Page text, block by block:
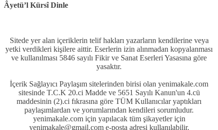
Âyetü’l Kürsî Dinle
Sitede yer alan içeriklerin telif hakları yazarların kendilerine veya
yetki verdikleri kişilere aittir. Eserlerin izin alınmadan kopyalanması
ve kullanılması 5846 sayılı Fikir ve Sanat Eserleri Yasasına göre
yasaktır.
İçerik Sağlayıcı Paylaşım sitelerinden birisi olan yenimakale.com
sitesinde T.C.K 20.ci Madde ve 5651 Sayılı Kanun'un 4.cü
maddesinin (2).ci fıkrasına göre TÜM Kullanıcılar yaptıkları
paylaşımlardan ve yorumlarından kendileri sorumludur.
yenimakale.com için yapılacak tüm şikayetler için
yenimakale@gmail.com e-posta adresi kullanılabilir.